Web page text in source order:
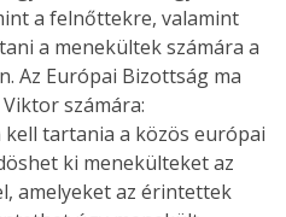
a felnőttekre, valamint
a menekültek számára a
Az Európai Bizottság ma
számára:
tartania a közös európai
ki menekülteket az
amelyeket az érintettek